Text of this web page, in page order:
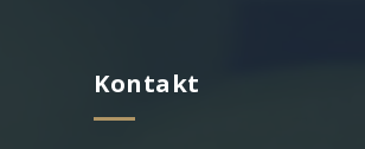
Kontakt